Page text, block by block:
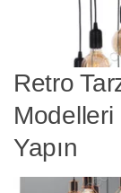
Retro
Yapın